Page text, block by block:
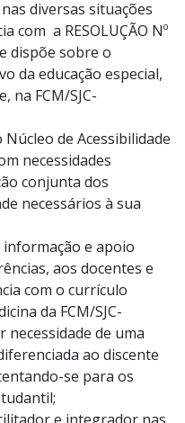
diversas situações
com a RESOLUÇÃO Nº
dispõe sobre o
da educação especial,
na FCM/SJC-
de Acessibilidade
necessidades
conjunta dos
necessários à sua
e apoio
aos docentes e
com o currículo
da FCM/SJC-
de uma
ao discente
se para os